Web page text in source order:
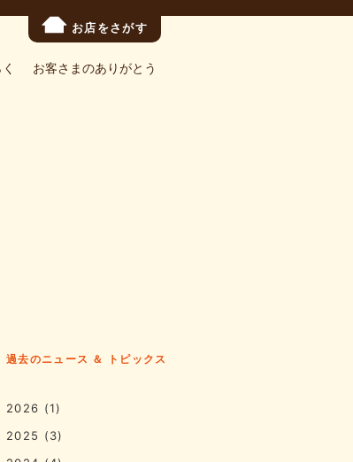
お店をさがす
お客さまのありがとう
過去のニュース ＆ トピックス
2026 (1)
2025 (3)